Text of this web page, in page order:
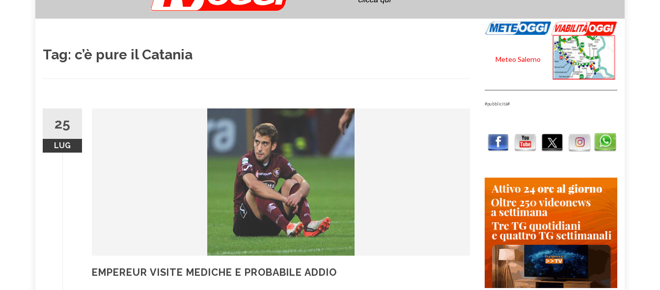
Tag: c’è pure il Catania
25
LUG
EMPEREUR VISITE MEDICHE E PROBABILE ADDIO
Meteo Salerno
#pubblicità#